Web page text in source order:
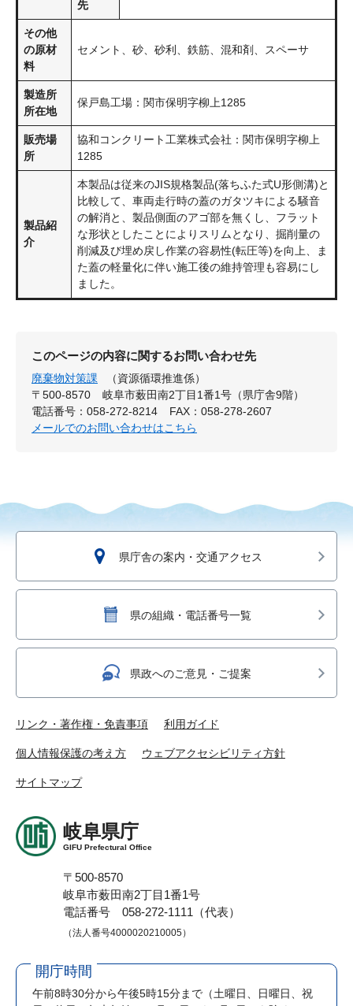
先
その他
の原材
料
セメント、砂、砂利、鉄筋、混和剤、スペーサ
製造所
所在地
保戸島工場：関市保明字柳上1285
販売場
所
協和コンクリート工業株式会社：関市保明字柳上
1285
製品紹
介
本製品は従来のJIS規格製品(落ちふた式U形側溝)と
比較して、車両走行時の蓋のガタツキによる騒音
の解消と、製品側面のアゴ部を無くし、フラット
な形状としたことによりスリムとなり、掘削量の
削減及び埋め戻し作業の容易性(転圧等)を向上、ま
た蓋の軽量化に伴い施工後の維持管理も容易にし
ました。
このページの内容に関するお問い合わせ先
廃棄物対策課
（資源循環推進係）
〒500-8570
岐阜市薮田南2丁目1番1号（県庁舎9階）
電話番号：058-272-8214
FAX：058-278-2607
メールでのお問い合わせはこちら
県庁舎の案内・交通アクセス
県の組織・電話番号一覧
県政へのご意見・ご提案
リンク・著作権・免責事項 利用ガイド
個人情報保護の考え方 ウェブアクセシビリティ方針
サイトマップ
岐阜県庁
GIFU Prefectural Office
〒500-8570
岐阜市薮田南2丁目1番1号
電話番号 058-272-1111（代表）
（法人番号4000020210005）
開庁時間
午前8時30分から午後5時15分まで （土曜日、日曜日、祝